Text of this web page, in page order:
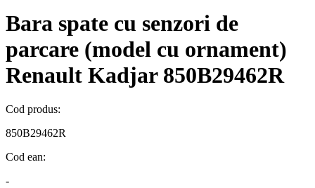
Bara spate cu senzori de
parcare (model cu ornament)
Renault Kadjar 850B29462R
Cod produs:
850B29462R
Cod ean:
-